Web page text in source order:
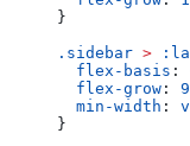
}
.sidebar >
  flex-basis
:
  flex-grow
:
  min-width
:
}